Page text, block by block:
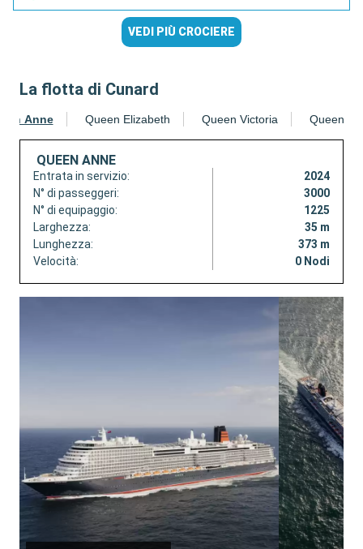
VEDI PIÙ CROCIERE
La flotta di Cunard
Anne Queen Elizabeth Queen Victoria Queen
QUEEN ANNE
Entrata in servizio:
2024
N° di passeggeri:
3000
N° di equipaggio:
1225
Larghezza:
35 m
Lunghezza:
373 m
Velocità:
0 Nodi